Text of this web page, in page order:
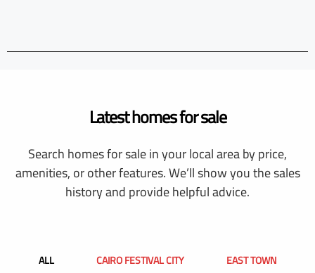
Latest homes for sale
Search homes for sale in your local area by price,
amenities, or other features. We’ll show you the sales
history and provide helpful advice.
ALL CAIRO FESTIVAL CITY EAST TOWN